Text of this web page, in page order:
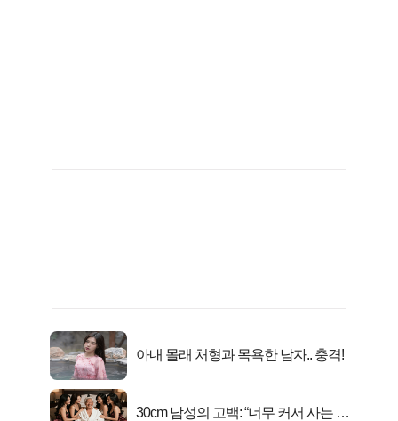
아내 몰래 처형과 목욕한 남자.. 충격!
30cm 남성의 고백: “너무 커서 사는 게